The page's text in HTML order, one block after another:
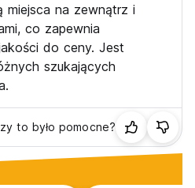
miejsca na zewnątrz i
co zapewnia
do ceny. Jest
szukających
to było pomocne?